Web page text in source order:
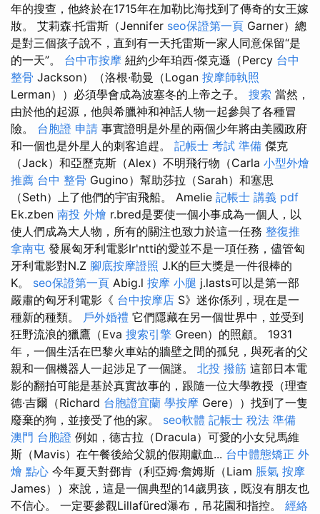
年的搜查，他終於在1715年在加勒比海找到了傳奇的女王嫁
妝。 艾莉森·托雷斯（Jennifer seo保證第一頁 Garner）總
是對三個孩子說不，直到有一天托雷斯一家人同意保留“是
的一天”。 台中市按摩 紐約少年珀西·傑克遜（Percy 台中
整骨 Jackson）（洛根·勒曼（Logan 按摩師執照
Lerman））必須學會成為波塞冬的上帝之子。 搜索 當然，
由於他的起源，他與希臘神和神話人物一起參與了各種冒
險。 台胞證 申請 事實證明是外星的兩個少年將由美國政府
和一個也是外星人的刺客追趕。 記帳士 考試 準備 傑克
（Jack）和亞歷克斯（Alex）不明飛行物（Carla 小型外燴
推薦 台中 整骨 Gugino）幫助莎拉（Sarah）和塞思
（Seth）上了他們的宇宙飛船。 Amelie 記帳士 講義 pdf
Ek.zben 南投 外燴 r.bred是要使一個小事成為一個人，以
使人們成為大人物，所有的關注也致力於這一任務 整復推
拿南屯 發展匈牙利電影Ir'ntti的愛並不是一項任務，儘管匈
牙利電影對N.Z 腳底按摩證照 J.K的巨大獎是一件很棒的
K。 seo保證第一頁 Abig.l 按摩 小腿 j.lasts可以是第一部
嚴肅的匈牙利電影《 台中按摩店 S》迷你係列，現在是一
種新的種類。 戶外婚禮 它們隱藏在另一個世界中，並受到
狂野流浪的獵鷹（Eva 搜索引擎 Green）的照顧。 1931
年，一個生活在巴黎火車站的牆壁之間的孤兒，與死者的父
親和一個機器人一起涉足了一個謎。 北投 撥筋 這部日本電
影的翻拍可能是基於真實故事的，跟隨一位大學教授（理查
德·吉爾（Richard 台胞證宜蘭 學按摩 Gere））找到了一隻
廢棄的狗，並接受了他的家。 seo軟體 記帳士 稅法 準備
澳門 台胞證 例如，德古拉（Dracula）可愛的小女兒馬維
斯（Mavis）在午餐後給父親的假期獻血... 台中體態矯正 外
燴 點心 今年夏天對鄧肯（利亞姆·詹姆斯（Liam 脹氣 按摩
James））來說，這是一個典型的14歲男孩，既沒有朋友也
不信心。 一定要參觀Lillafüred瀑布，吊花園和指控。 經絡